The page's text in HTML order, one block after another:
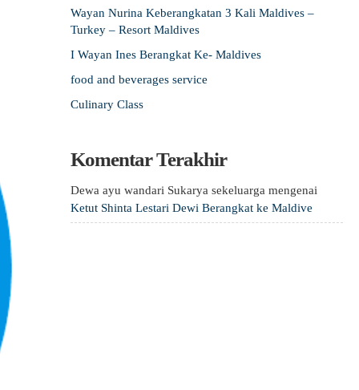
Wayan Nurina Keberangkatan 3 Kali Maldives –
Turkey – Resort Maldives
I Wayan Ines Berangkat Ke- Maldives
food and beverages service
Culinary Class
Komentar Terakhir
Dewa ayu wandari Sukarya sekeluarga mengenai
Ketut Shinta Lestari Dewi Berangkat ke Maldive